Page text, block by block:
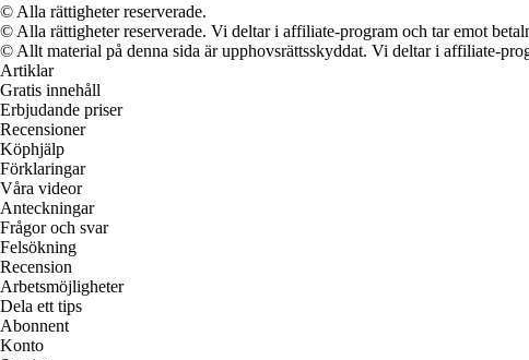
© Alla rättigheter reserverade.
© Alla rättigheter reserverade. Vi deltar i affiliate-program och tar emot
© Allt material på denna sida är upphovsrättsskyddat. Vi deltar i affiliate-
Artiklar
Gratis innehåll
Erbjudande priser
Recensioner
Köphjälp
Förklaringar
Våra videor
Anteckningar
Frågor och svar
Felsökning
Recension
Arbetsmöjligheter
Dela ett tips
Abonnent
Konto